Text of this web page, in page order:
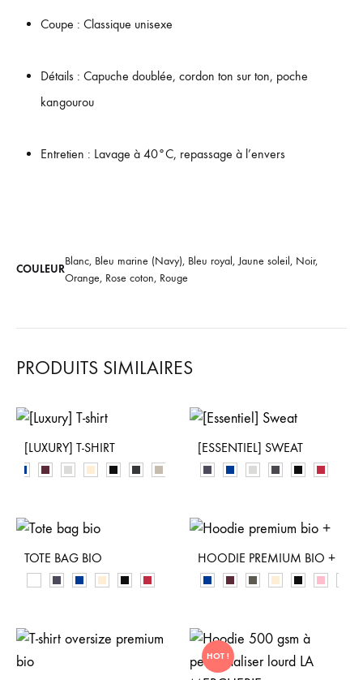
Coupe : Classique unisexe
Détails : Capuche doublée, cordon ton sur ton, poche
kangourou
Entretien : Lavage à 40°C, repassage à l’envers
COULEUR
Blanc, Bleu marine (Navy), Bleu royal, Jaune soleil, Noir,
Orange, Rose coton, Rouge
PRODUITS SIMILAIRES
[LUXURY] T-SHIRT [ESSENTIEL] SWEAT
TOTE BAG BIO HOODIE PREMIUM BIO +
HOT !